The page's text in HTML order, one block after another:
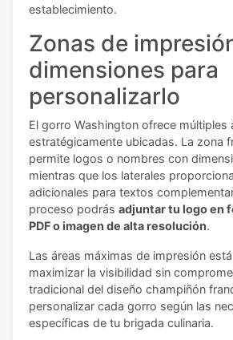
establecimiento.
Zonas de
dimensiones para
personalizarlo
El gorro Washington ofrece múltiples
estratégicamente ubicadas. La zona
permite logos o nombres con
mientras que los laterales
adicionales para textos
proceso podrás adjuntar tu logo en
PDF o imagen de alta resolución.
Las áreas máximas de impresión
maximizar la visibilidad sin
tradicional del diseño champiñón
personalizar cada gorro según las
específicas de tu brigada culinaria.